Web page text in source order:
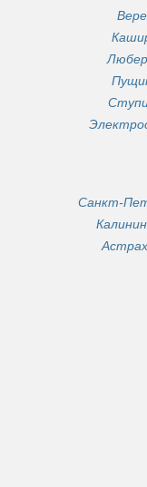
Санкт-